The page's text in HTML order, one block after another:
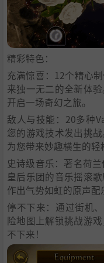
精彩特色：
充满惊喜：12个精心
来独一无二的全新体
开启一场奇幻之旅。
敌人与技能：20多种
您的游戏技术发出挑
为您带来妙趣横生的轻
史诗级音乐：著名荷
皇后乐团的音乐摇滚
作出气势如虹的原声配
停不下来：通过街机
险地图上解锁挑战游
不下来！